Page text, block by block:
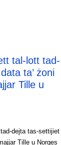
tal-lott tad-
ta’ żoni
Tille u
dejta tas-settijiet
Tille u Norges